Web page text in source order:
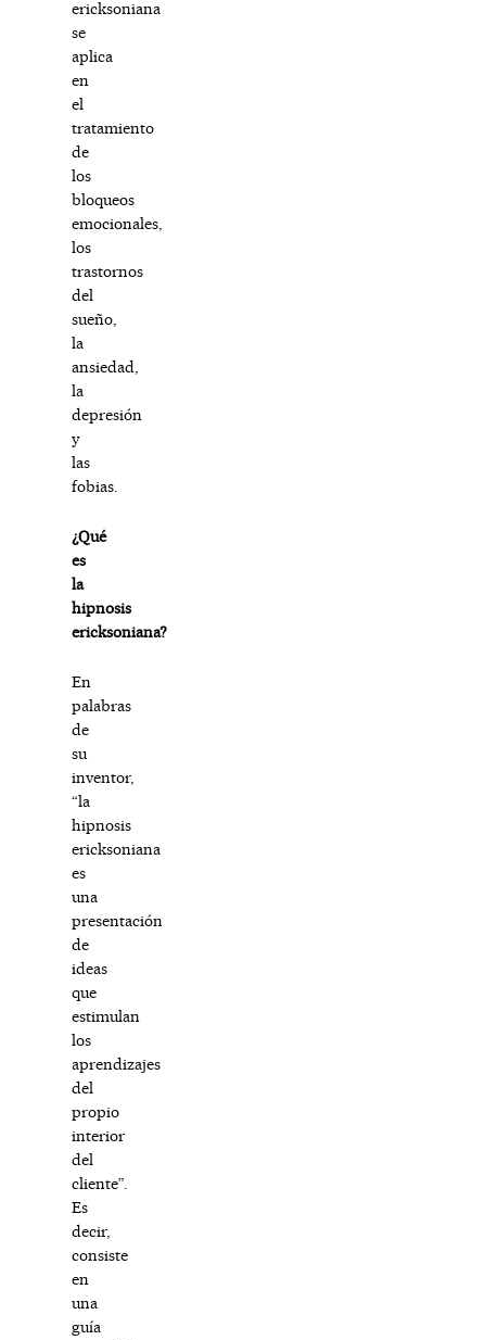
ericksoniana
se
aplica
en
el
tratamiento
de
los
bloqueos
emocionales,
los
trastornos
del
sueño,
la
ansiedad,
la
depresión
y
las
fobias.
¿Qué
es
la
hipnosis
ericksoniana?
En
palabras
de
su
inventor,
“la
hipnosis
ericksoniana
es
una
presentación
de
ideas
que
estimulan
los
aprendizajes
del
propio
interior
del
cliente”.
Es
decir,
consiste
en
una
guía